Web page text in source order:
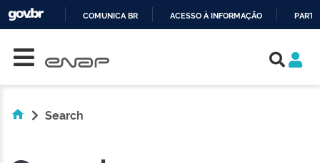
COMUNICA BR ACESSO À INFORMAÇÃO
Search